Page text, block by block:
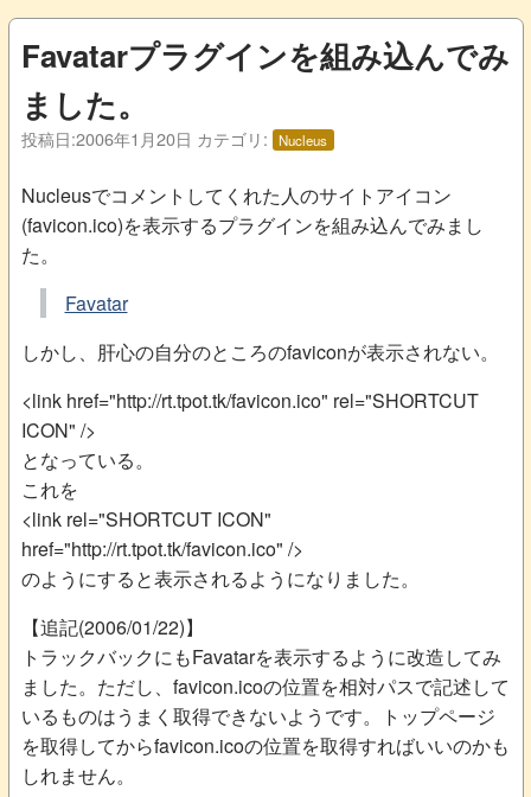
Favatarプラグインを組み込んでみ
ました。
投稿日:2006年1月20日 カテゴリ: Nucleus
Nucleusでコメントしてくれた人のサイトアイコン
(favicon.ico)を表示するプラグインを組み込んでみまし
た。
Favatar
しかし、肝心の自分のところのfaviconが表示されない。
<link href="http://rt.tpot.tk/favicon.ico" rel="SHORTCUT
ICON" />
となっている。
これを
<link rel="SHORTCUT ICON"
href="http://rt.tpot.tk/favicon.ico" />
のようにすると表示されるようになりました。
【追記(2006/01/22)】
トラックバックにもFavatarを表示するように改造してみ
ました。ただし、favicon.icoの位置を相対パスで記述して
いるものはうまく取得できないようです。トップページ
を取得してからfavicon.icoの位置を取得すればいいのかも
しれません。